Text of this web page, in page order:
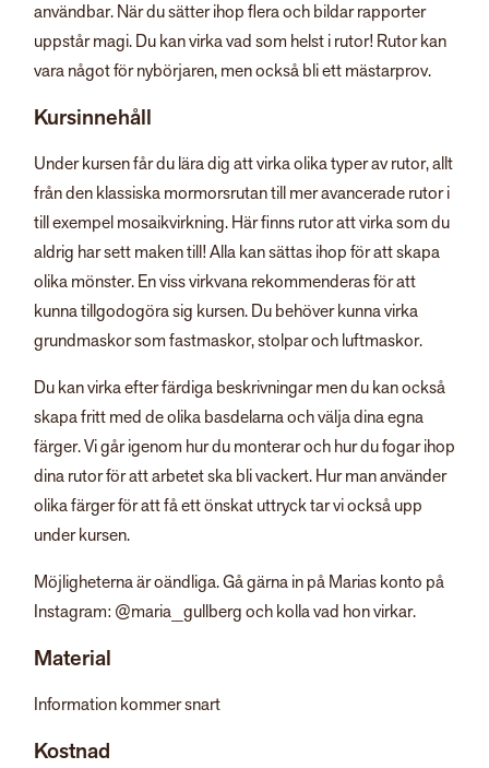
användbar. När du sätter ihop flera och bildar rapporter
uppstår magi. Du kan virka vad som helst i rutor! Rutor kan
vara något för nybörjaren, men också bli ett mästarprov.
Kursinnehåll
Under kursen får du lära dig att virka olika typer av rutor, allt
från den klassiska mormorsrutan till mer avancerade rutor i
till exempel mosaikvirkning. Här finns rutor att virka som du
aldrig har sett maken till! Alla kan sättas ihop för att skapa
olika mönster. En viss virkvana rekommenderas för att
kunna tillgodogöra sig kursen. Du behöver kunna virka
grundmaskor som fastmaskor, stolpar och luftmaskor.
Du kan virka efter färdiga beskrivningar men du kan också
skapa fritt med de olika basdelarna och välja dina egna
färger. Vi går igenom hur du monterar och hur du fogar ihop
dina rutor för att arbetet ska bli vackert. Hur man använder
olika färger för att få ett önskat uttryck tar vi också upp
under kursen.
Möjligheterna är oändliga. Gå gärna in på Marias konto på
Instagram: @maria_gullberg och kolla vad hon virkar.
Material
Information kommer snart
Kostnad